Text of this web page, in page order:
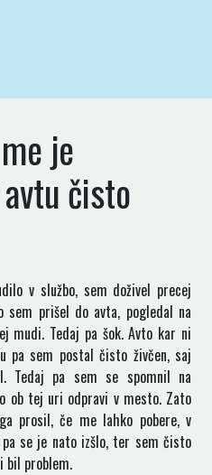
je
čisto
v službo, sem doživel precej
sem prišel do avta, pogledal na
mudi. Tedaj pa šok. Avto kar ni
pa sem postal čisto živčen, saj
Tedaj pa sem se spomnil na
ob tej uri odpravi v mesto. Zato
prosil, če me lahko pobere, v
se je nato izšlo, ter sem čisto
bil problem.